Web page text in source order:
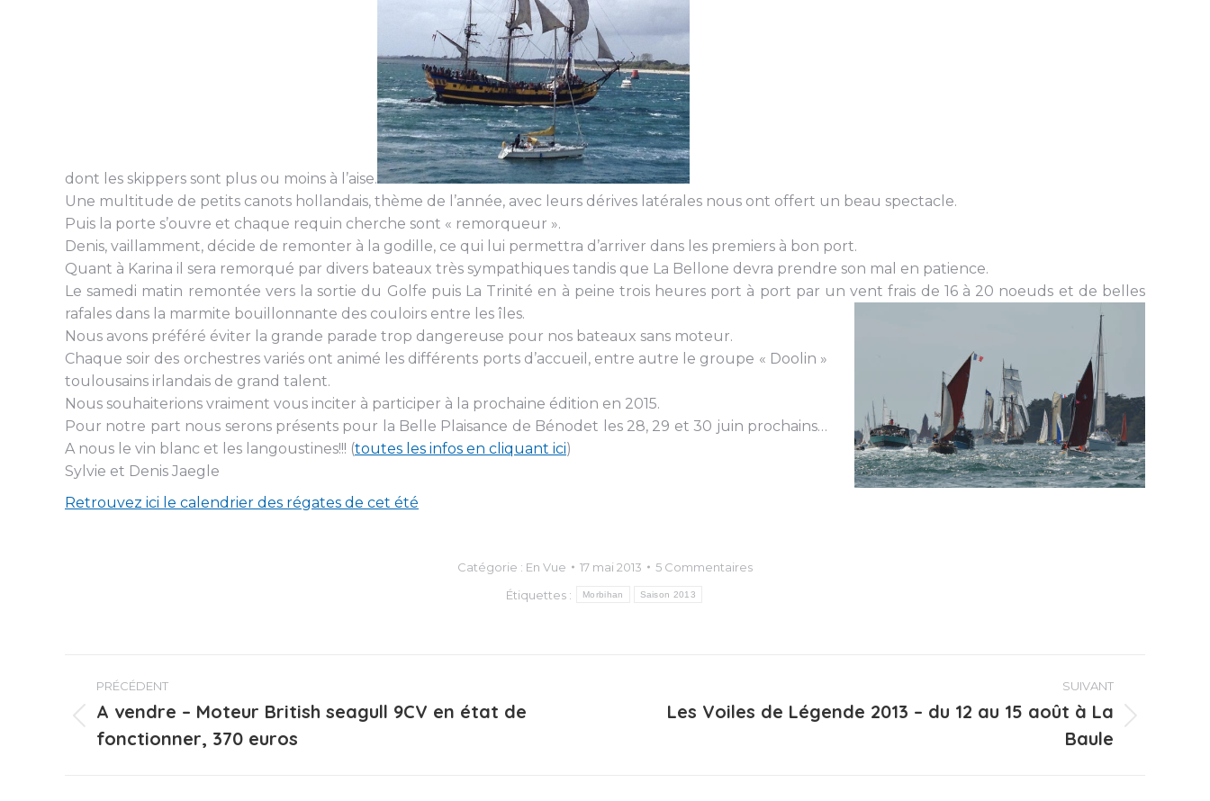
dont les skippers sont plus ou moins à l’aise.
Une multitude de petits canots hollandais, thème de l’année, avec leurs dérives latérales nous ont offert un beau spectacle.
Puis la porte s’ouvre et chaque requin cherche sont « remorqueur ».
Denis, vaillamment, décide de remonter à la godille, ce qui lui permettra d’arriver dans les premiers à bon port.
Quant à Karina il sera remorqué par divers bateaux très sympathiques tandis que La Bellone devra prendre son mal en patience.
Le samedi matin remontée vers la sortie du Golfe puis La Trinité en à peine trois heures port à port par un vent frais de 16 à 20 noeuds et de belles
rafales dans la marmite bouillonnante des couloirs entre les îles.
Nous avons préféré éviter la grande parade trop dangereuse pour nos bateaux sans moteur.
Chaque soir des orchestres variés ont animé les différents ports d’accueil, entre autre le groupe « Doolin »
toulousains irlandais de grand talent.
Nous souhaiterions vraiment vous inciter à participer à la prochaine édition en 2015.
Pour notre part nous serons présents pour la Belle Plaisance de Bénodet les 28, 29 et 30 juin prochains…
A nous le vin blanc et les langoustines!!! (toutes les infos en cliquant ici)
Sylvie et Denis Jaegle
Retrouvez ici le calendrier des régates de cet été
Catégorie : En Vue 17 mai 2013
5 Commentaires
Étiquettes :
Morbihan Saison 2013
Navigation
article
PRÉCÉDENT
précédent
A vendre – Moteur British seagull 9CV en état de
fonctionner, ‏370 euros
SUIVANT
Les Voiles de Légende 2013 – du 12 au 15 août à La
Baule